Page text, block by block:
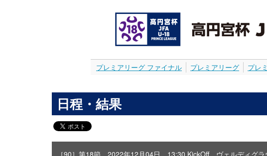
プレミアリーグ ファイナル プレミアリーグ プレ
日程・結果
［90］第18節 2022年12月04日 13:30 KickOff ヴェルディグラ